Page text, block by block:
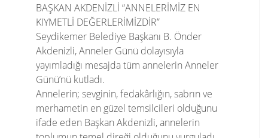
BAŞKAN AKDENİZLİ “ANNELERİMİZ EN
KIYMETLİ DEĞERLERİMİZDİR”
Seydikemer Belediye Başkanı B. Önder
Akdenizli, Anneler Günü dolayısıyla
yayımladığı mesajda tüm annelerin Anneler
Günü’nü kutladı.
Annelerin; sevginin, fedakârlığın, sabrın ve
merhametin en güzel temsilcileri olduğunu
ifade eden Başkan Akdenizli, annelerin